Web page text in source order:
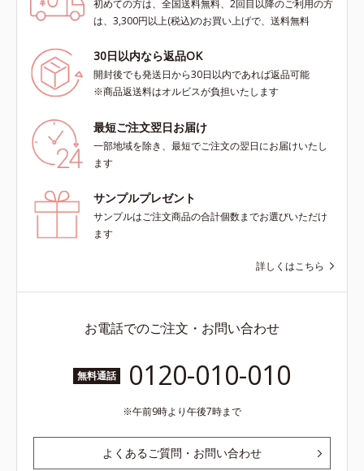
初めての方は、全国送料無料、2回目以降のご利用の方
は、3,300円以上(税込)のお買い上げで、送料無料
30日以内なら返品OK
開封後でも発送日から30日以内であれば返品可能
※商品返送料はオルビスが負担いたします
最短ご注文翌日お届け
一部地域を除き、最短でご注文の翌日にお届けいたし
ます
サンプルプレゼント
サンプルはご注文商品の合計個数までお選びいただけ
ます
詳しくはこちら
お電話でのご注文・お問い合わせ
無料通話 0120-010-010
午前9時より午後7時まで
よくあるご質問・お問い合わせ